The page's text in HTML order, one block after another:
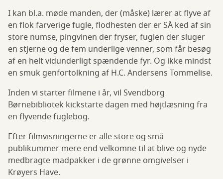
I kan bl.a. møde manden, der (måske) lærer at flyve af
en flok farverige fugle, flodhesten der er SÅ ked af sin
store numse, pingvinen der fryser, fuglen der sluger
en stjerne og de fem underlige venner, som får besøg
af en helt vidunderligt spændende fyr. Og ikke mindst
en smuk genfortolkning af H.C. Andersens Tommelise.
Inden vi starter filmene i år, vil Svendborg
Børnebibliotek kickstarte dagen med højtlæsning fra
en flyvende fuglebog.
Efter filmvisningerne er alle store og små
publikummer mere end velkomne til at blive og nyde
medbragte madpakker i de grønne omgivelser i
Krøyers Have.